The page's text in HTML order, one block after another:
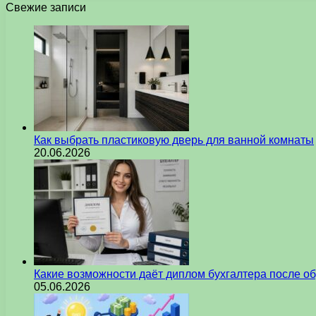
Свежие записи
Как выбрать пластиковую дверь для ванной комнаты
20.06.2026
Какие возможности даёт диплом бухгалтера после
05.06.2026